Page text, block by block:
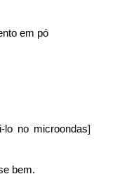
em pó
lo no microondas]
bem.